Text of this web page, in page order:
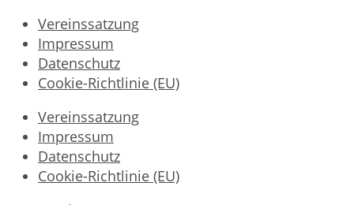
Vereinssatzung
Impressum
Datenschutz
Cookie-Richtlinie (EU)
Vereinssatzung
Impressum
Datenschutz
Cookie-Richtlinie (EU)